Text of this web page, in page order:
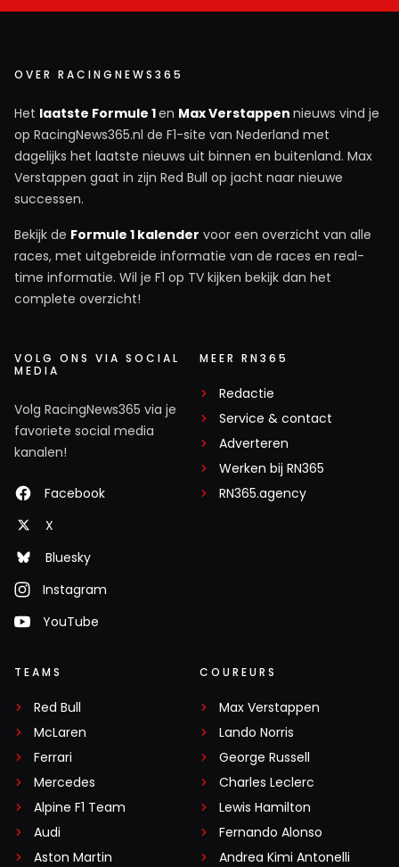
OVER RACINGNEWS365
Het laatste Formule 1en Max Verstappen nieuws vind je
op RacingNews365.nl de F1-site van Nederland met
dagelijks het laatste nieuws uit binnen en buitenland. Max
Verstappen gaat in zijn Red Bull op jacht naar nieuwe
successen.
Bekijk de Formule 1 kalender voor een overzicht van alle
races, met uitgebreide informatie van de races en real-
time informatie. Wil je F1 op TV kijken bekijk dan het
complete overzicht!
VOLG ONS VIA SOCIAL
MEDIA
Volg RacingNews365 via je
favoriete social media
kanalen!
Facebook
X
Bluesky
Instagram
YouTube
MEER RN365
Redactie
Service & contact
Adverteren
Werken bij RN365
RN365.agency
TEAMS
Red Bull
McLaren
Ferrari
Mercedes
Alpine F1 Team
Audi
Aston Martin
COUREURS
Max Verstappen
Lando Norris
George Russell
Charles Leclerc
Lewis Hamilton
Fernando Alonso
Andrea Kimi Antonelli